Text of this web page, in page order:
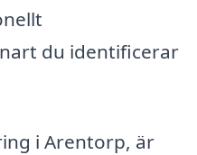
du identificerar
i Arentorp, är